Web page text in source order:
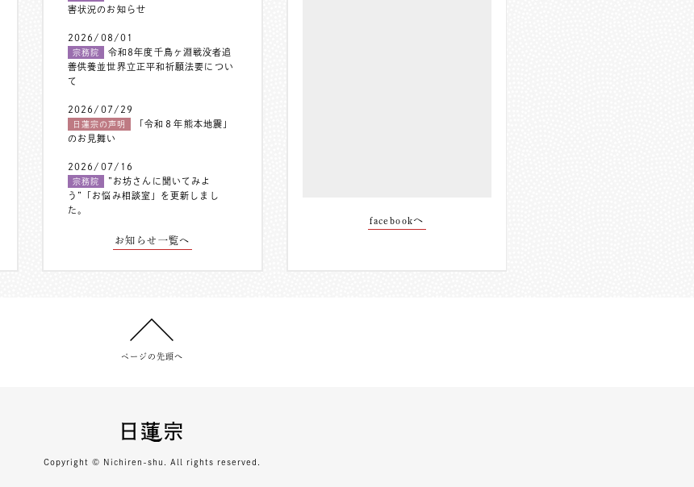
害状況のお知らせ
2026/08/01
宗務院
令和8年度千鳥ヶ淵戦没者追
善供養並世界立正平和祈願法要につい
て
2026/07/29
日蓮宗の声明
「令和８年熊本地震」
のお見舞い
2026/07/16
宗務院
”お坊さんに聞いてみよ
う”「お悩み相談室」を更新しまし
た。
お知らせ一覧へ
facebookへ
ページの先頭へ
Copyright © Nichiren-shu. All rights reserved.